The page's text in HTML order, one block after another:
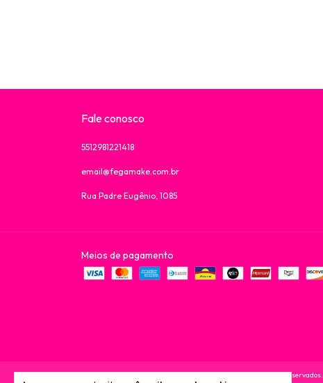
Fale conosco
5512981221418
email@fegamake.com.br
Rua Padre Eugênio, 1085
Meios de pagamento
Copyright Fega Make - 63533587000114 - 2026. Todos os direitos reservados.